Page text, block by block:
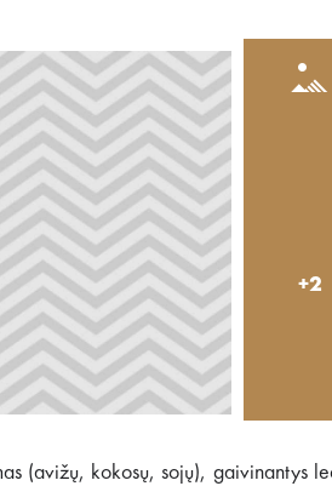
+2
(avižų, kokosų, sojų), gaivinantys